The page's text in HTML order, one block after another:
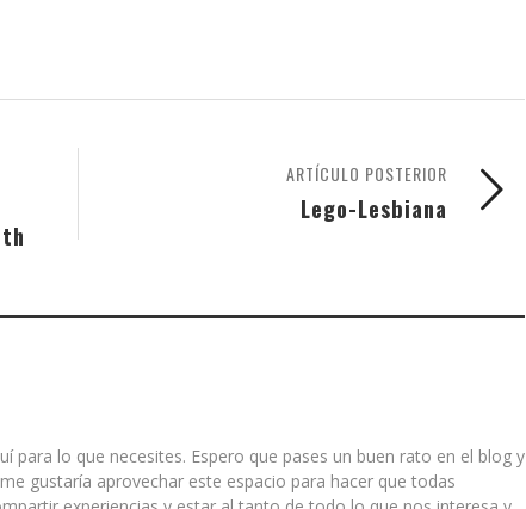
ARTÍCULO POSTERIOR
Lego-Lesbiana
para lo que necesites. Espero que pases un buen rato en el blog y
gustaría aprovechar este espacio para hacer que todas